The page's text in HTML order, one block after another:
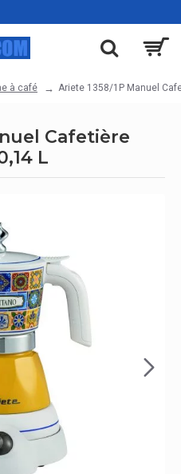
à café Ariete 1358/1P Manuel
Cafetière
L